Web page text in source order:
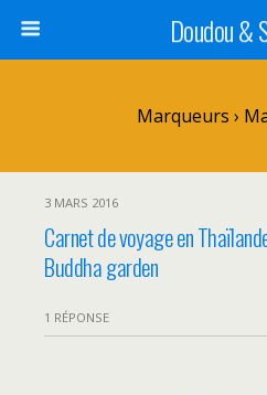
Doudou
Marqueurs ›
3 MARS 2016
Carnet de voyage en
Buddha garden
1 RÉPONSE